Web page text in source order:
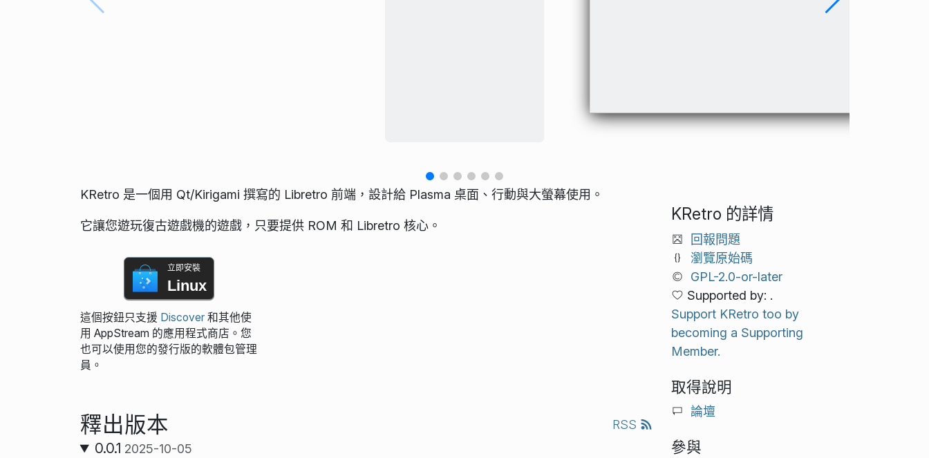
KRetro 是一個用 Qt/Kirigami 撰寫的 Libretro 前端，設計給 Plasma 桌面、行動與大螢幕使用。
它讓您遊玩復古遊戲機的遊戲，只要提供 ROM 和 Libretro 核心。
立即安裝
Linux
這個按鈕只支援 Discover和其他使
用 AppStream 的應用程式商店。您
也可以使用您的發行版的軟體包管理
員。
釋出版本 RSS
0.0.1 2025-10-05
KRetro 的詳情
回報問題
瀏覽原始碼
GPL-2.0-or-later
Supported by: .
Support KRetro too by
becoming a Supporting
Member.
取得說明
論壇
參與